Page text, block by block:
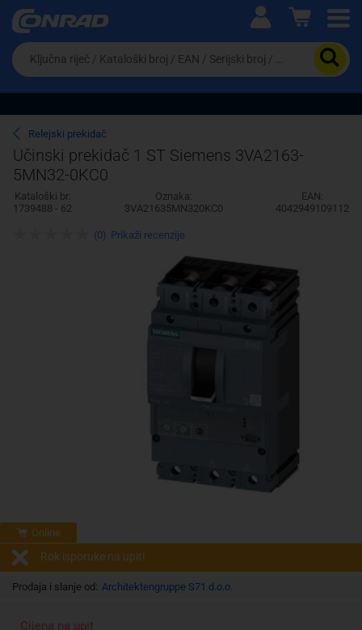
Ova postavka prilagođava asortiman proizvoda i
cijene vašim potrebama.
Pravno lice
Da
biste
potražili
proizvod,
unesite
ključnu
riječ,
kataloški
broj,
EAN
ili
Relejski prekidač
Učinski prekidač 1 ST Siemens 3VA2163-
5MN32-0KC0
Kataloški br:
1739488 - 62
Oznaka:
3VA21635MN320KC0
EAN:
4042949109112
Online
Rok isporuke na upit!
Prodaja i slanje od: Architektengruppe S71 d.o.o.
Cijena na upit
(0) Prikaži recenzije